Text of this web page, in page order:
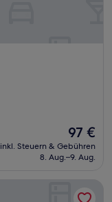
Der
Preis
beträgt
97 €
inkl. Steuern & Gebühren
8. Aug.–9. Aug.